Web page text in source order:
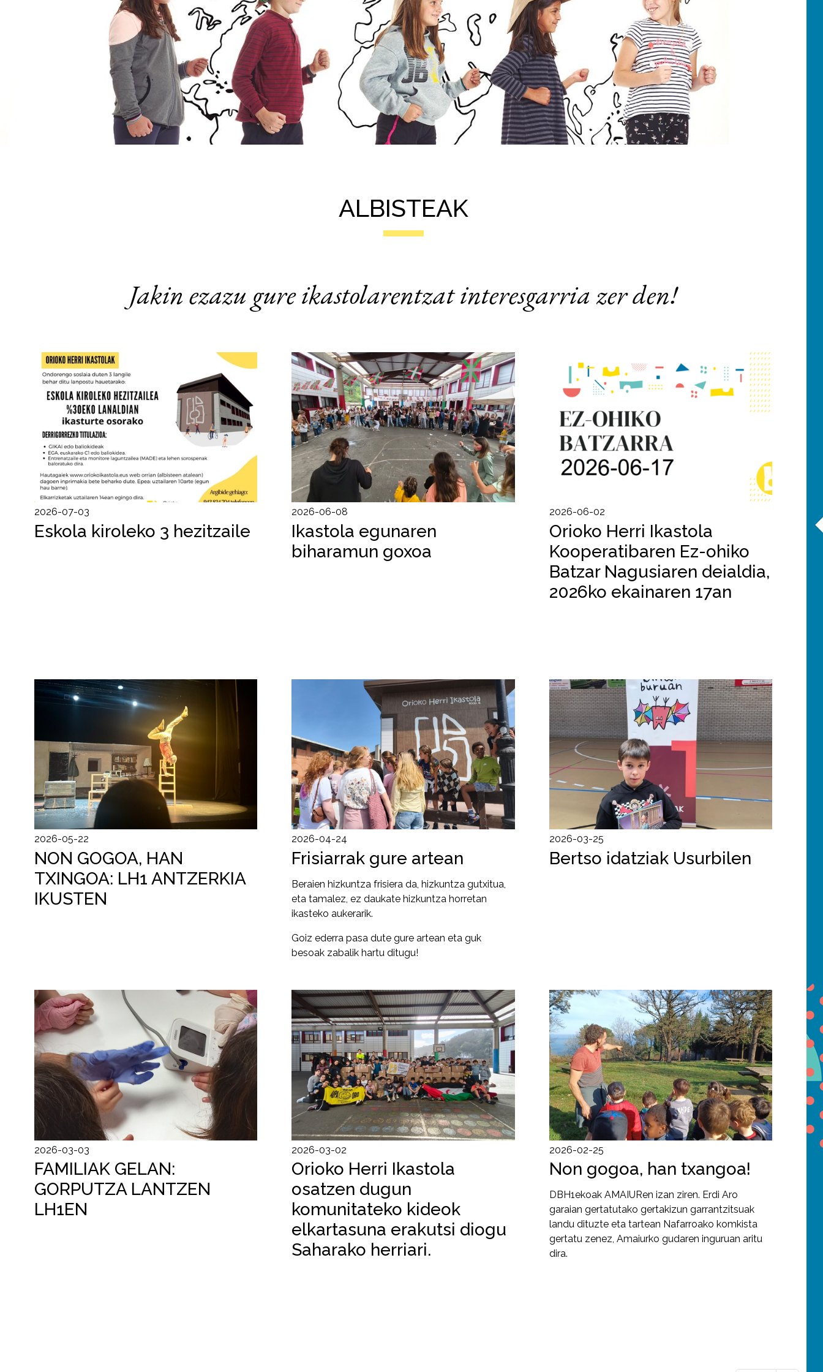
ALBISTEAK
Jakin ezazu gure ikastolarentzat interesgarria zer den!
2026-07-03
Eskola kiroleko 3 hezitzaile
2026-06-08
Ikastola egunaren
biharamun goxoa
2026-06-02
Orioko Herri Ikastola
Kooperatibaren Ez-ohiko
Batzar Nagusiaren deialdia,
2026ko ekainaren 17an
2026-05-22
NON GOGOA, HAN
TXINGOA: LH1 ANTZERKIA
IKUSTEN
2026-04-24
Frisiarrak gure artean
Beraien hizkuntza frisiera da, hizkuntza gutxitua,
eta tamalez, ez daukate hizkuntza horretan
ikasteko aukerarik.
Goiz ederra pasa dute gure artean eta guk
besoak zabalik hartu ditugu!
2026-03-25
Bertso idatziak Usurbilen
2026-03-03
FAMILIAK GELAN:
GORPUTZA LANTZEN
LH1EN
2026-03-02
Orioko Herri Ikastola
osatzen dugun
komunitateko kideok
elkartasuna erakutsi diogu
Saharako herriari.
2026-02-25
Non gogoa, han txangoa!
DBH1ekoak AMAIURen izan ziren. Erdi Aro
garaian gertatutako gertakizun garrantzitsuak
landu dituzte eta tartean Nafarroako komkista
gertatu zenez, Amaiurko gudaren inguruan aritu
dira.